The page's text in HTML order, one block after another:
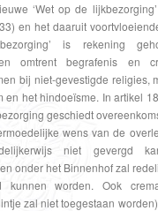
‘Wet op de
en het daaruit
is rekening
omtrent begrafenis en
bij niet-gevestigde religies,
en het hindoeïsme. In artikel
geschiedt
wens van de
niet gevergd
onder het Binnenhof zal
kunnen worden. Ook
zal niet toegestaan